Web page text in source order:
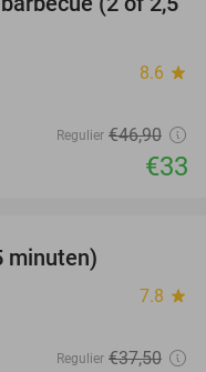
30%
8.6 star
Regulier €46,90
€33
minuten)
7.8 star
Regulier €37,50